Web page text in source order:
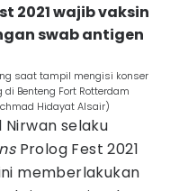
2021 wajib vaksin
swab antigen
saat tampil mengisi konser
Benteng Fort Rotterdam
Hidayat Alsair)
Nirwan selaku
Prolog Fest 2021
memberlakukan